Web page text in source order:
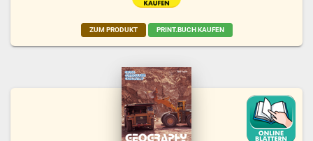
ZUM PRODUKT PRINT.BUCH KAUFEN